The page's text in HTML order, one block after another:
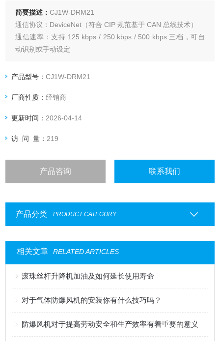
简要描述：CJ1W-DRM21
通信协议：DeviceNet（符合 CIP 规范基于 CAN 总线技术）
通信速率：支持 125 kbps / 250 kbps / 500 kbps 三档，可自
动识别或手动设定
主站模式：最多管理 63 个从站节点，最大控制 32000 点
从站模式：作为节点接入其他 DeviceNet 主站系统
产品型号：CJ1W-DRM21
厂商性质：经销商
更新时间： 2026-04-14
访 问 量： 219
产品咨询 联系我们
产品分类 PRODUCT CATEGORY
相关文章 RELATED ARTICLES
滚珠丝杆升降机加油及如何延长使用寿命
对于气体防爆风机的安装你有什么技巧吗？
防爆风机对于提高劳动安全和生产效率有着重要的意义